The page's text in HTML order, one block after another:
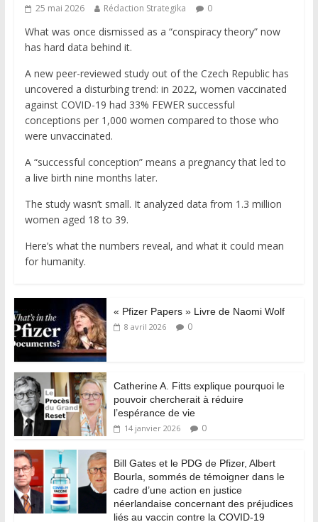
25 mai 2026 Rédaction Strategika 0
What was once dismissed as a “conspiracy theory” now
has hard data behind it.
A new peer-reviewed study out of the Czech Republic has
uncovered a disturbing trend: in 2022, women vaccinated
against COVID-19 had 33% FEWER successful
conceptions per 1,000 women compared to those who
were unvaccinated.
A “successful conception” means a pregnancy that led to
a live birth nine months later.
The study wasn’t small. It analyzed data from 1.3 million
women aged 18 to 39.
Here’s what the numbers reveal, and what it could mean
for humanity.
« Pfizer Papers » Livre de Naomi Wolf
8 avril 2026 0
Catherine A. Fitts explique pourquoi le
pouvoir chercherait à réduire
l’espérance de vie
14 janvier 2026 0
Bill Gates et le PDG de Pfizer, Albert
Bourla, sommés de témoigner dans le
cadre d’une action en justice
néerlandaise concernant des préjudices
liés au vaccin contre la COVID-19